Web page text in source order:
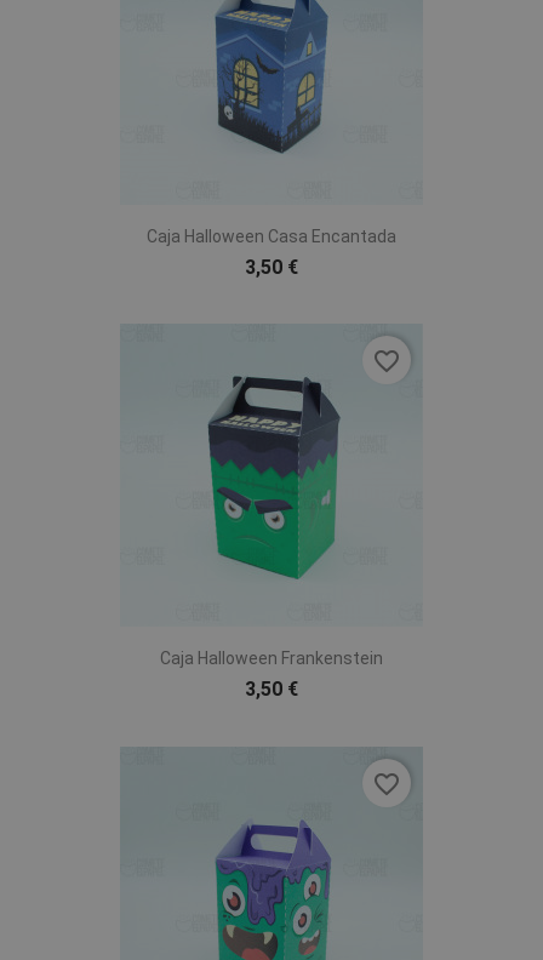
Caja Halloween Casa Encantada
3,50 €
Caja Halloween Frankenstein
3,50 €
favorite_border
favorite_border